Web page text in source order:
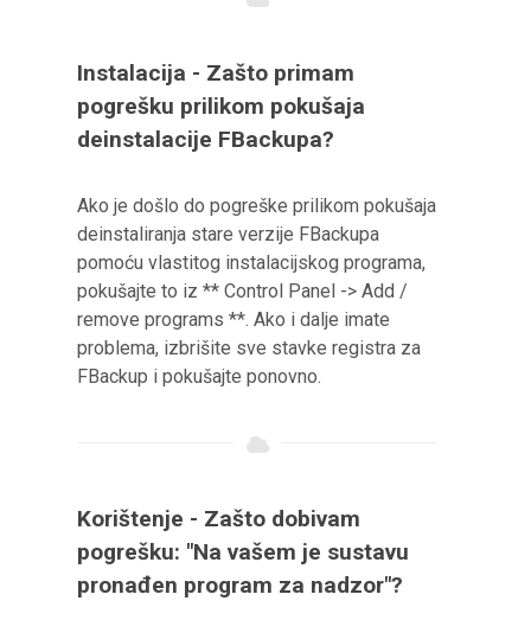
Instalacija - Zašto primam
pogrešku prilikom pokušaja
deinstalacije FBackupa?
Ako je došlo do pogreške prilikom pokušaja
deinstaliranja stare verzije FBackupa
pomoću vlastitog instalacijskog programa,
pokušajte to iz ** Control Panel -> Add /
remove programs **. Ako i dalje imate
problema, izbrišite sve stavke registra za
FBackup i pokušajte ponovno.
Korištenje - Zašto dobivam
pogrešku: "Na vašem je sustavu
pronađen program za nadzor"?